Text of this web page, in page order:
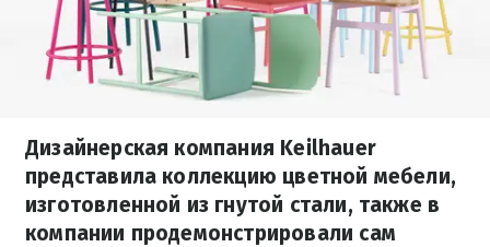
Дизайнерская компания Keilhauer
представила коллекцию цветной мебели,
изготовленной из гнутой стали, также в
компании продемонстрировали сам